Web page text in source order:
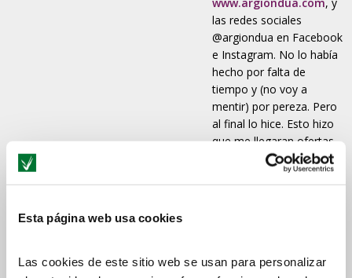
Esta página web usa cookies
Las cookies de este sitio web se usan para personalizar
www.argiondua.com, y
las redes sociales
@argiondua en Facebook
e Instagram. No lo había
hecho por falta de
tiempo y (no voy a
mentir) por pereza. Pero
al final lo hice. Esto hizo
que me llegaran ofertas
de otros tipos: catálogos
de moda, catálogos de
¡Y hoy en día en ello ando!
Para mí,renovarse es la clave de cualquier profesión.